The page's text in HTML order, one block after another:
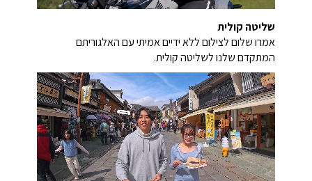
שליטה קולית
אמרו שלום לצילום ללא ידיים אמיתי עם האלגוריתם
המתקדם שלנו לשליטה קולית.